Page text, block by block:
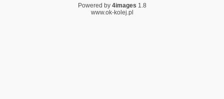
Powered by 4images 1.8
www.ok-kolej.pl